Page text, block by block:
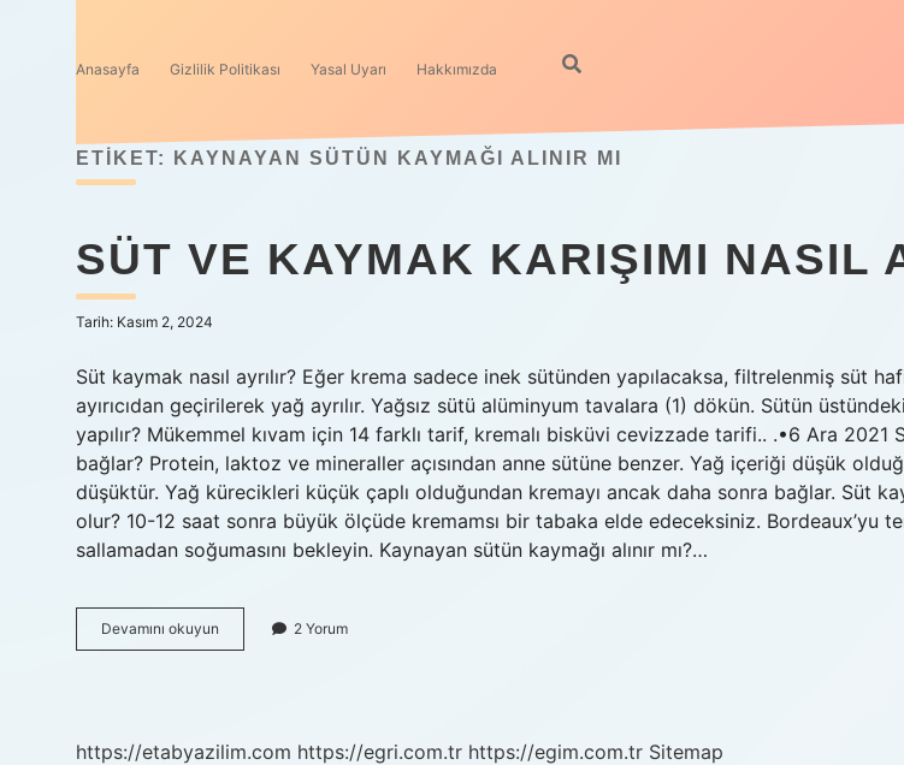
Anasayfa Gizlilik Politikası Yasal Uyarı Hakkımızda
ETIKET: KAYNAYAN SÜTÜN KAYMAĞI ALINIR MI
SÜT VE KAYMAK KARIŞIMI NASIL
Tarih: Kasım 2, 2024
Süt kaymak nasıl ayrılır? Eğer krema sadece inek sütünden yapılacaksa, filtrelenmiş süt
ayırıcıdan geçirilerek yağ ayrılır. Yağsız sütü alüminyum tavalara (1) dökün. Sütün
yapılır? Mükemmel kıvam için 14 farklı tarif, kremalı bisküvi cevizzade tarifi.. .•6 Ara 2021
bağlar? Protein, laktoz ve mineraller açısından anne sütüne benzer. Yağ içeriği düşük
düşüktür. Yağ kürecikleri küçük çaplı olduğundan kremayı ancak daha sonra bağlar. Süt
olur? 10-12 saat sonra büyük ölçüde kremamsı bir tabaka elde edeceksiniz. Bordeaux’yu
sallamadan soğumasını bekleyin. Kaynayan sütün kaymağı alınır mı?…
Devamını okuyun
Ve
2 Yorum
https://etabyazilim.com https://egri.com.tr https://egim.com.tr Sitemap